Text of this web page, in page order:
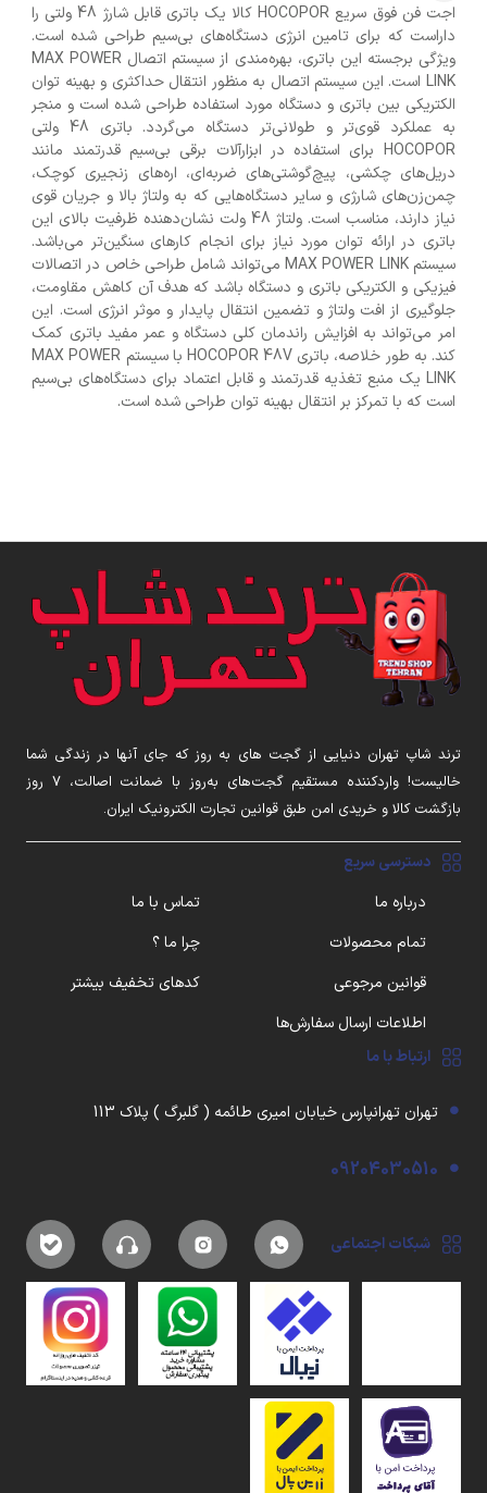
اجت فن فوق سریع HOCOPOR کالا یک باتری قابل شارژ 48 ولتی را
داراست که برای تامین انرژی دستگاه‌های بی‌سیم طراحی شده است.
ویژگی برجسته این باتری، بهره‌مندی از سیستم اتصال MAX POWER
LINK است. این سیستم اتصال به منظور انتقال حداکثری و بهینه توان
الکتریکی بین باتری و دستگاه مورد استفاده طراحی شده است و منجر
به عملکرد قوی‌تر و طولانی‌تر دستگاه می‌گردد. باتری 48 ولتی
HOCOPOR برای استفاده در ابزارآلات برقی بی‌سیم قدرتمند مانند
دریل‌های چکشی، پیچ‌گوشتی‌های ضربه‌ای، اره‌های زنجیری کوچک،
چمن‌زن‌های شارژی و سایر دستگاه‌هایی که به ولتاژ بالا و جریان قوی
نیاز دارند، مناسب است. ولتاژ 48 ولت نشان‌دهنده ظرفیت بالای این
باتری در ارائه توان مورد نیاز برای انجام کارهای سنگین‌تر می‌باشد.
سیستم MAX POWER LINK می‌تواند شامل طراحی خاص در اتصالات
فیزیکی و الکتریکی باتری و دستگاه باشد که هدف آن کاهش مقاومت،
جلوگیری از افت ولتاژ و تضمین انتقال پایدار و موثر انرژی است. این
امر می‌تواند به افزایش راندمان کلی دستگاه و عمر مفید باتری کمک
کند. به طور خلاصه، باتری HOCOPOR 48V با سیستم MAX POWER
LINK یک منبع تغذیه قدرتمند و قابل اعتماد برای دستگاه‌های بی‌سیم
است که با تمرکز بر انتقال بهینه توان طراحی شده است.
ترند شاپ تهران دنیایی از گجت های به روز که جای آنها در زندگی شما
خالیست! واردکننده مستقیم گجت‌های به‌روز با ضمانت اصالت، ۷ روز
بازگشت کالا و خریدی امن طبق قوانین تجارت الکترونیک ایران.
دسترسی سریع
درباره ما
تماس با ما
تمام محصولات
چرا ما ؟
قوانین مرجوعی
کدهای تخفیف بیشتر
اطلاعات ارسال سفارش‌ها
ارتباط با ما
تهران تهرانپارس خیابان امیری طائمه ( گلبرگ ) پلاک 113
09204030510
شبکات اجتماعی